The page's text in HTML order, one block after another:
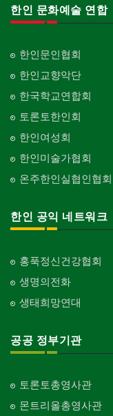
한인 문화예술 연합
한인문인협회
한인교향악단
한국학교연합회
토론토한인회
한인여성회
한인미술가협회
온주한인실협인협회
한인 공익 네트워크
홍푹정신건강협회
생명의전화
생태희망연대
공공 정부기관
토론토총영사관
몬트리올총영사관